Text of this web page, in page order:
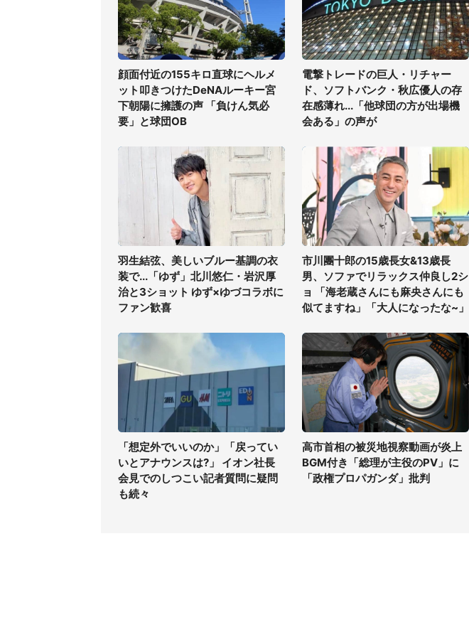
顔面付近の155キロ直球にヘルメ
ット叩きつけたDeNAルーキー宮
下朝陽に擁護の声 「負けん気必
要」と球団OB
電撃トレードの巨人・リチャー
ド、ソフトバンク・秋広優人の存
在感薄れ...「他球団の方が出場機
会ある」の声が
羽生結弦、美しいブルー基調の衣
装で...「ゆず」北川悠仁・岩沢厚
治と3ショット ゆず×ゆづコラボに
ファン歓喜
市川團十郎の15歳長女&13歳長
男、ソファでリラックス仲良し2シ
ョ 「海老蔵さんにも麻央さんにも
似てますね」「大人になったな~」
「想定外でいいのか」「戻ってい
いとアナウンスは?」 イオン社長
会見でのしつこい記者質問に疑問
も続々
高市首相の被災地視察動画が炎上
BGM付き「総理が主役のPV」に
「政権プロパガンダ」批判